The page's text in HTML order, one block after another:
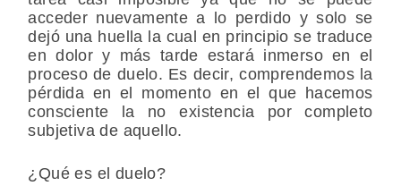
acceder nuevamente a lo perdido y solo se
dejó una huella la cual en principio se traduce
en dolor y más tarde estará inmerso en el
proceso de duelo. Es decir, comprendemos la
pérdida en el momento en el que hacemos
consciente la no existencia por completo
subjetiva de aquello.
¿Qué es el duelo?